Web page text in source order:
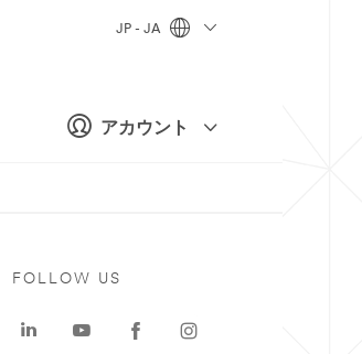
アカウント
JP - JA
FOLLOW US